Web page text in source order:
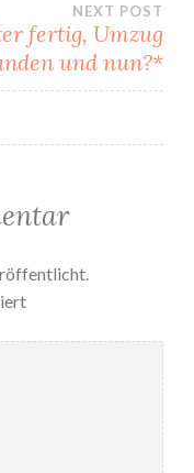
NEXT POST
fertig, Umzug
und nun?*